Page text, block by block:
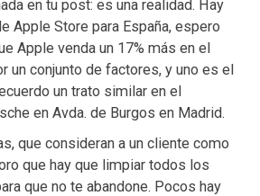
en tu post: es una realidad. Hay
Apple Store para España, espero
Apple venda un 17% más en el
un conjunto de factores, y uno es el
un trato similar en el
en Avda. de Burgos en Madrid.
que consideran a un cliente como
que hay que limpiar todos los
que no te abandone. Pocos hay